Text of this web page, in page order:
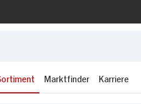
Marktfinder Karriere